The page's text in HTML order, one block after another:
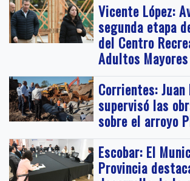
Vicente López:
segunda etapa
del Centro
Adultos Mayores
Corrientes: Juan
supervisó las
sobre el arroyo
Escobar: El
Provincia